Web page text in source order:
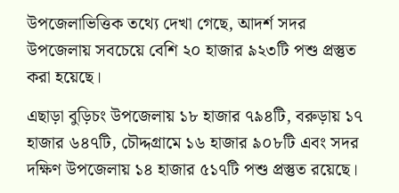
উপজেলাভিত্তিক তথ্যে দেখা গেছে, আদর্শ সদর
উপজেলায় সবচেয়ে বেশি ২০ হাজার ৯২৩টি পশু প্রস্তুত
করা হয়েছে।
এছাড়া বুড়িচং উপজেলায় ১৮ হাজার ৭৯৪টি, বরুড়ায় ১৭
হাজার ৬৪৭টি, চৌদ্দগ্রামে ১৬ হাজার ৯০৮টি এবং সদর
দক্ষিণ উপজেলায় ১৪ হাজার ৫১৭টি পশু প্রস্তুত রয়েছে।